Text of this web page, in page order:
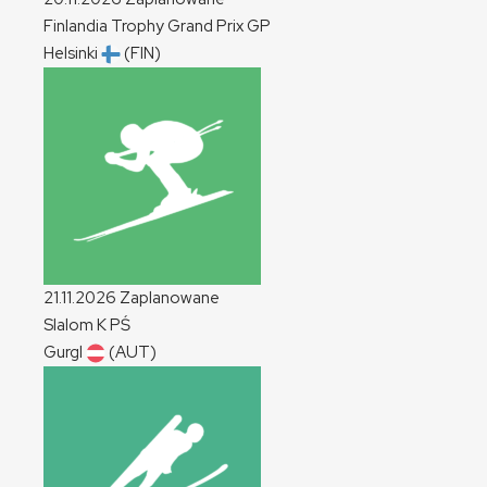
Finlandia Trophy Grand PrixGP
Helsinki
(FIN)
21.11.2026 Zaplanowane
Slalom KPŚ
Gurgl
(AUT)